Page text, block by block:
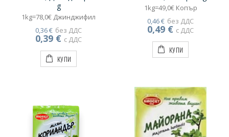
g
1kg=78,0€ Джинджифил
без ДДС
0,36 €
с ДДС
0,39 €
КУПИ
1kg=49,0€ Копър
без ДДС
0,46 €
с ДДС
0,49 €
КУПИ